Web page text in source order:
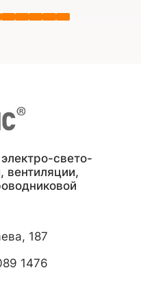
свето-
вентиляции,
187
1476